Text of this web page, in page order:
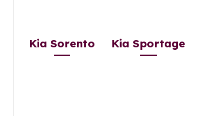
Kia Sorento Kia Sportage